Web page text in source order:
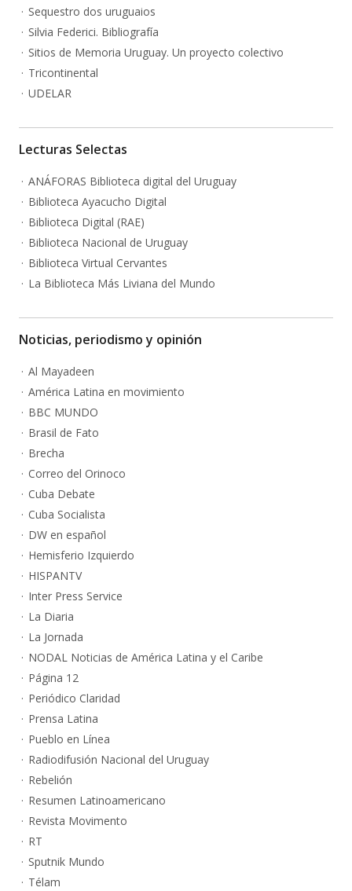
Sequestro dos uruguaios
Silvia Federici. Bibliografía
Sitios de Memoria Uruguay. Un proyecto colectivo
Tricontinental
UDELAR
Lecturas Selectas
ANÁFORAS Biblioteca digital del Uruguay
Biblioteca Ayacucho Digital
Biblioteca Digital (RAE)
Biblioteca Nacional de Uruguay
Biblioteca Virtual Cervantes
La Biblioteca Más Liviana del Mundo
Noticias, periodismo y opinión
Al Mayadeen
América Latina en movimiento
BBC MUNDO
Brasil de Fato
Brecha
Correo del Orinoco
Cuba Debate
Cuba Socialista
DW en español
Hemisferio Izquierdo
HISPANTV
Inter Press Service
La Diaria
La Jornada
NODAL Noticias de América Latina y el Caribe
Página 12
Periódico Claridad
Prensa Latina
Pueblo en Línea
Radiodifusión Nacional del Uruguay
Rebelión
Resumen Latinoamericano
Revista Movimento
RT
Sputnik Mundo
Télam